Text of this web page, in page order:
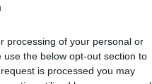
processing of your personal or
the below opt-out section to
is processed you may